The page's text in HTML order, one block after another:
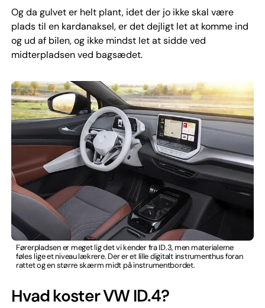
Og da gulvet er helt plant, idet der jo ikke skal være
plads til en kardanaksel, er det dejligt let at komme ind
og ud af bilen, og ikke mindst let at sidde ved
midterpladsen ved bagsædet.
Førerpladsen er meget lig det vi kender fra ID.3, men materialerne
føles lige et niveau lækrere. Der er et lille digitalt instrumenthus foran
rattet og en større skærm midt på instrumentbordet.
Hvad koster VW ID.4?